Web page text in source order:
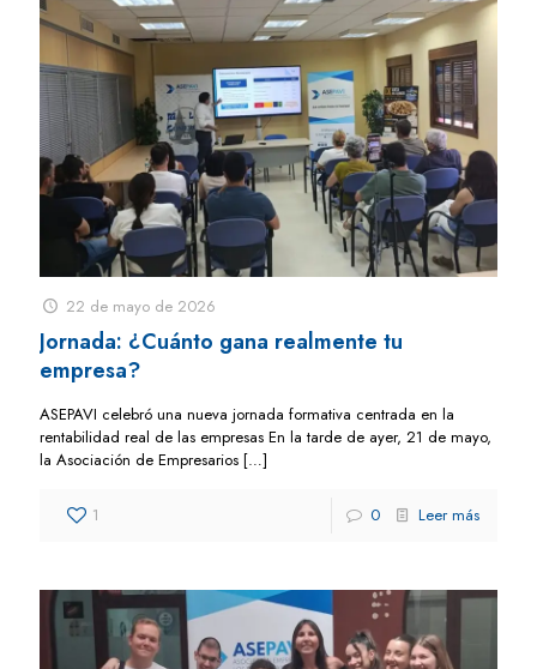
22 de mayo de 2026
Jornada: ¿Cuánto gana realmente tu
empresa?
ASEPAVI celebró una nueva jornada formativa centrada en la
rentabilidad real de las empresas En la tarde de ayer, 21 de mayo,
la Asociación de Empresarios […]
1 0 Leer más